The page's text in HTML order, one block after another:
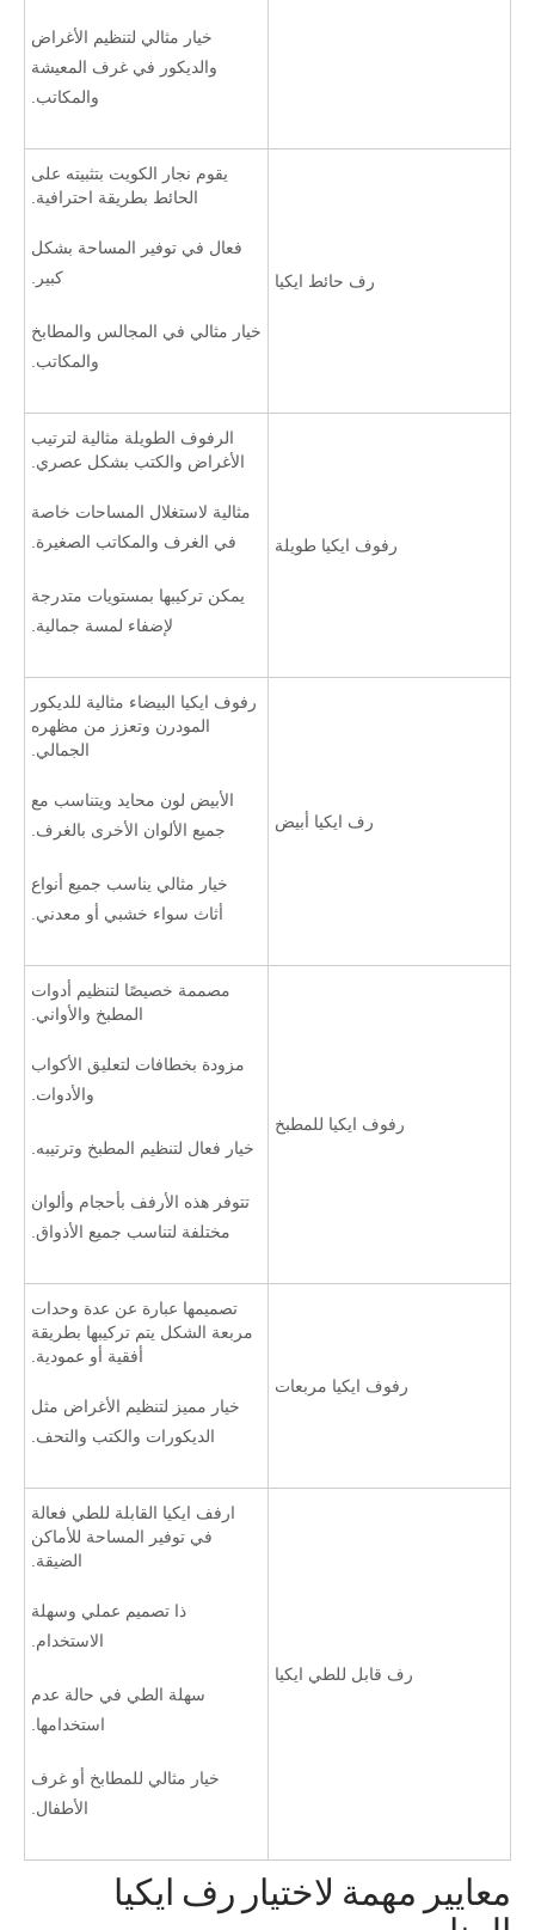
خيار مثالي لتنظيم الأغراض
والديكور في غرف المعيشة
والمكاتب.
رف حائط ايكيا
يقوم نجار الكويت بتثبيته على
الحائط بطريقة احترافية.
فعال في توفير المساحة بشكل
كبير.
خيار مثالي في المجالس والمطابخ
والمكاتب.
رفوف ايكيا طويلة
الرفوف الطويلة مثالية لترتيب
الأغراض والكتب بشكل عصري.
مثالية لاستغلال المساحات خاصة
في الغرف والمكاتب الصغيرة.
يمكن تركيبها بمستويات متدرجة
لإضفاء لمسة جمالية.
رف ايكيا أبيض
رفوف ايكيا البيضاء مثالية للديكور
المودرن وتعزز من مظهره
الجمالي.
الأبيض لون محايد ويتناسب مع
جميع الألوان الأخرى بالغرف.
خيار مثالي يناسب جميع أنواع
أثاث سواء خشبي أو معدني.
رفوف ايكيا للمطبخ
مصممة خصيصًا لتنظيم أدوات
المطبخ والأواني.
مزودة بخطافات لتعليق الأكواب
والأدوات.
خيار فعال لتنظيم المطبخ وترتيبه.
تتوفر هذه الأرفف بأحجام وألوان
مختلفة لتناسب جميع الأذواق.
رفوف ايكيا مربعات
تصميمها عبارة عن عدة وحدات
مربعة الشكل يتم تركيبها بطريقة
أفقية أو عمودية.
خيار مميز لتنظيم الأغراض مثل
الديكورات والكتب والتحف.
رف قابل للطي ايكيا
ارفف ايكيا القابلة للطي فعالة
في توفير المساحة للأماكن
الضيقة.
ذا تصميم عملي وسهلة
الاستخدام.
سهلة الطي في حالة عدم
استخدامها.
خيار مثالي للمطابخ أو غرف
الأطفال.
معايير مهمة لاختيار رف ايكيا